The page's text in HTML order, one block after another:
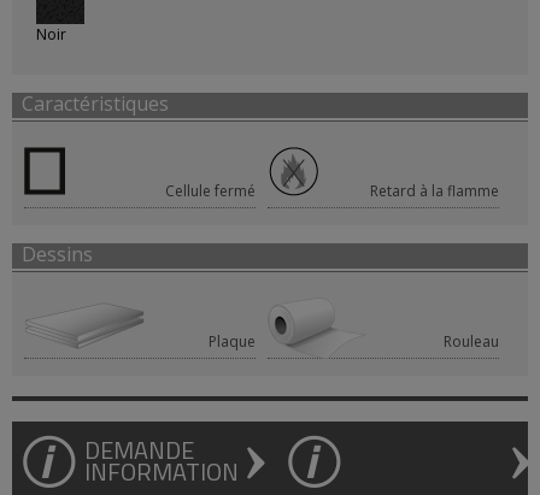
Noir
Caractéristiques
Cellule fermé Retard à la flamme
Dessins
Plaque Rouleau
DEMANDE
INFORMATION